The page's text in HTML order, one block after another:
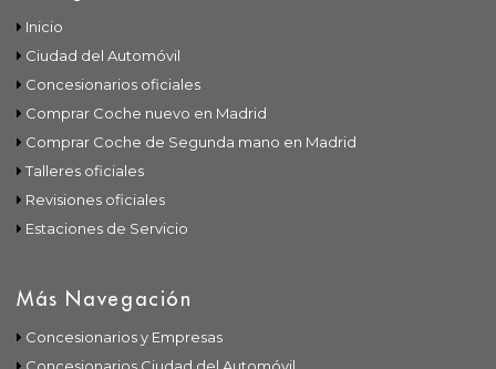
Inicio
Ciudad del Automóvil
Concesionarios oficiales
Comprar Coche nuevo en Madrid
Comprar Coche de Segunda mano en Madrid
Talleres oficiales
Revisiones oficiales
Estaciones de Servicio
Más Navegación
Concesionarios y Empresas
Concesionarios Ciudad del Automóvil